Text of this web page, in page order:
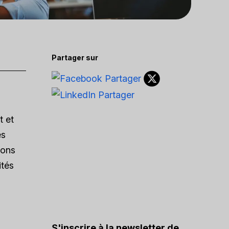
et
Partager sur